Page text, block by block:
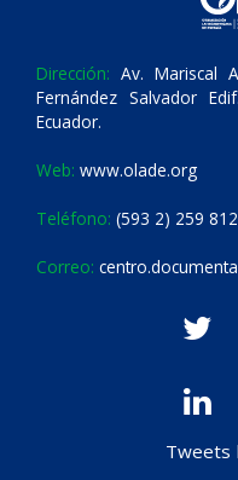
Dirección: Av. Mariscal
Fernández Salvador
Ecuador.
Web: www.olade.org
Teléfono: (593 2) 259
Correo:
Tweets